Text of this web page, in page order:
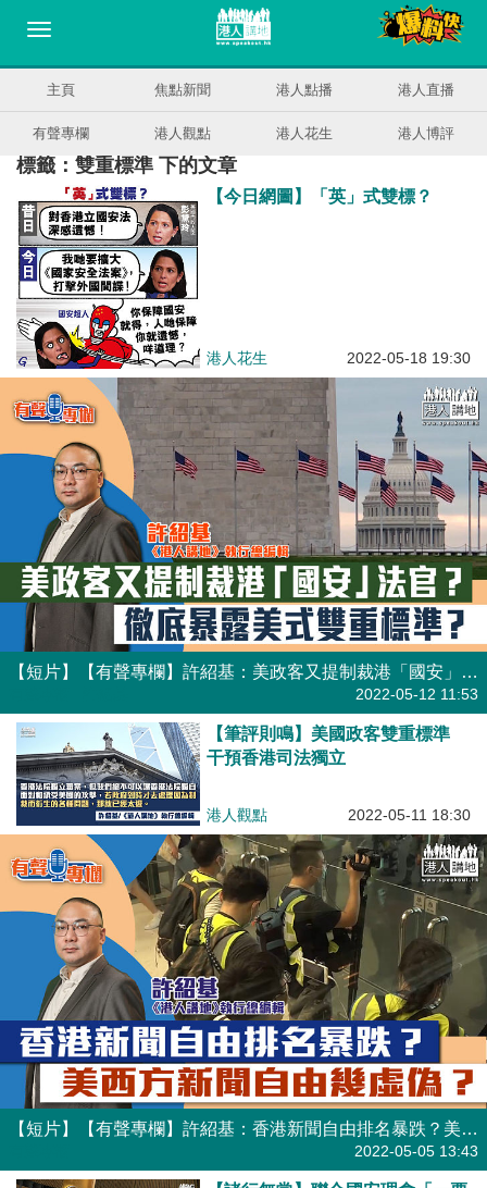
主頁 焦點新聞 港人點播 港人直播
有聲專欄 港人觀點 港人花生 港人博評
標籤：雙重標準 下的文章
【今日網圖】「英」式雙標？
港人花生 2022-05-18 19:30
【短片】【有聲專欄】許紹基：美政客又提制裁港「國安」法官？ 徹底暴露美式雙重標準？
2022-05-12 11:53
【筆評則鳴】美國政客雙重標準
干預香港司法獨立
港人觀點 2022-05-11 18:30
【短片】【有聲專欄】許紹基：香港新聞自由排名暴跌？美西方新聞自由幾虛偽？
2022-05-05 13:43